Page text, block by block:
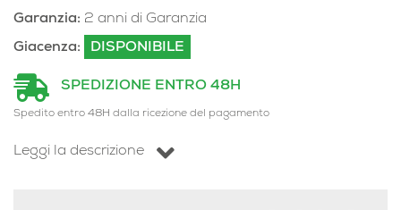
Garanzia: 2 anni di Garanzia
Giacenza:
DISPONIBILE
SPEDIZIONE ENTRO 48H
Spedito entro 48H dalla ricezione del pagamento
Leggi la descrizione